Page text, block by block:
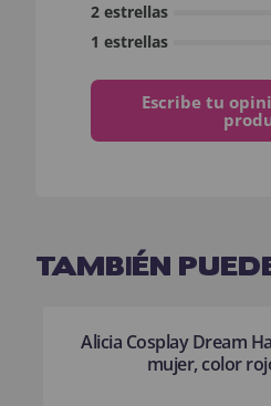
2 estrellas
1 estrellas
Escribe tu
TAMBIÉN
Alicia Cosplay Dream
mujer, color